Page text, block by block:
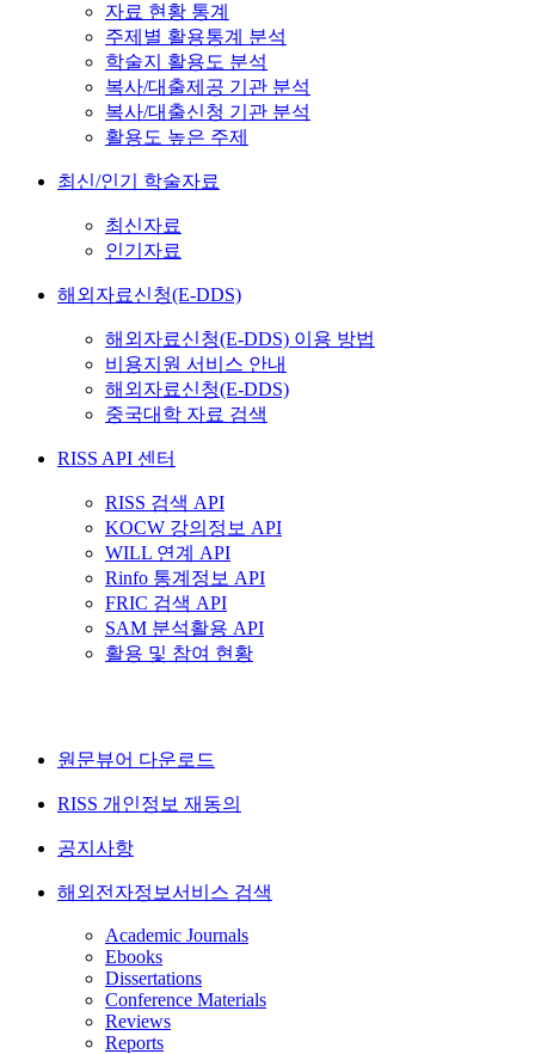
자료 현황 통계
주제별 활용통계 분석
학술지 활용도 분석
복사/대출제공 기관 분석
복사/대출신청 기관 분석
활용도 높은 주제
최신/인기 학술자료
최신자료
인기자료
해외자료신청(E-DDS)
해외자료신청(E-DDS) 이용 방법
비용지원 서비스 안내
해외자료신청(E-DDS)
중국대학 자료 검색
RISS API 센터
RISS 검색 API
KOCW 강의정보 API
WILL 연계 API
Rinfo 통계정보 API
FRIC 검색 API
SAM 분석활용 API
활용 및 참여 현황
원문뷰어 다운로드
RISS 개인정보 재동의
공지사항
해외전자정보서비스 검색
Academic Journals
Ebooks
Dissertations
Conference Materials
Reviews
Reports